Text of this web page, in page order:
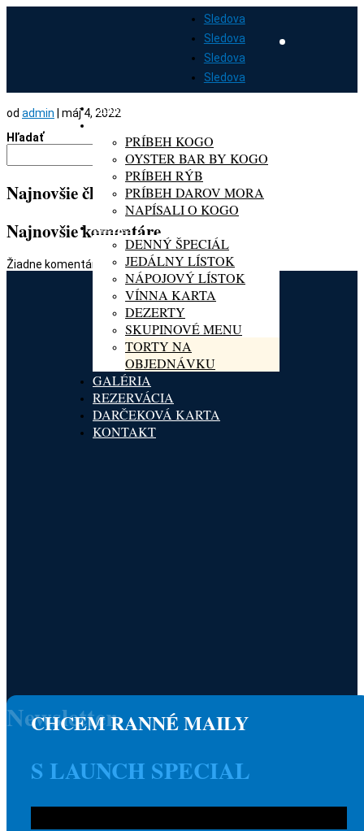
Sledova
Sledova
Sledova
Sledova
DOMOV
PRÍBEH KOGO
OYSTER BAR BY KOGO
PRÍBEH RÝB
PRÍBEH DAROV MORA
NAPÍSALI O KOGO
MENU
DENNÝ ŠPECIÁL
JEDÁLNY LÍSTOK
NÁPOJOVÝ LÍSTOK
VÍNNA KARTA
DEZERTY
SKUPINOVÉ MENU
TORTY NA
OBJEDNÁVKU
GALÉRIA
REZERVÁCIA
DARČEKOVÁ KARTA
KONTAKT
od admin
máj 4, 2022
Hľadať
Hľadať
Najnovšie články
Najnovšie komentáre
Žiadne komentáre na zobrazenie.
CHCEM RANNÉ MAILY
S LAUNCH SPECIAL
Newsletter